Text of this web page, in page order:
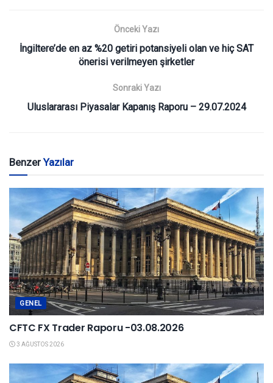
Önceki Yazı
İngiltere’de en az %20 getiri potansiyeli olan ve hiç SAT
önerisi verilmeyen şirketler
Sonraki Yazı
Uluslararası Piyasalar Kapanış Raporu – 29.07.2024
BenzerYazılar
GENEL
CFTC FX Trader Raporu -03.08.2026
3 AĞUSTOS 2026